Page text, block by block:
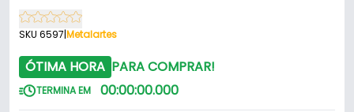
SKU 6597|Metalartes
ÓTIMA HORA PARA COMPRAR!
TERMINA EM 00:00:00.000